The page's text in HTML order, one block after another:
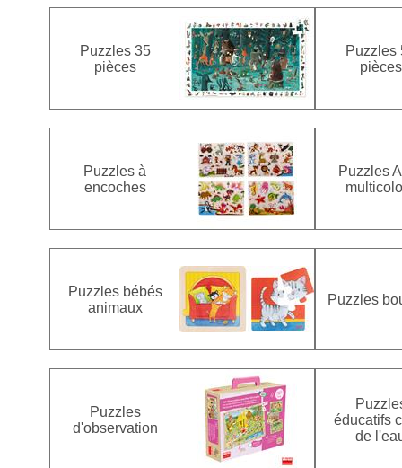
Puzzles 35
pièces
Puzzles
pièces
Puzzles à
encoches
Puzzles
Puzzles bébés
animaux
Puzzles
Puzzles
d'observation
éducatifs
de